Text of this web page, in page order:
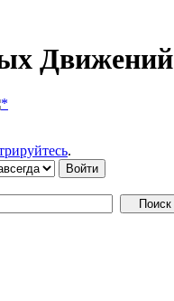
Движений
.